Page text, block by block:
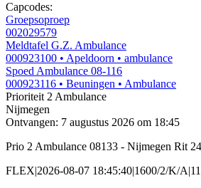
Capcodes:
Groepsoproep
002029579
Meldtafel G.Z. Ambulance
000923100 • Apeldoorn • ambulance
Spoed Ambulance 08-116
000923116 • Beuningen • Ambulance
Prioriteit 2 Ambulance
Nijmegen
Ontvangen: 7 augustus 2026 om 18:45
Prio 2 Ambulance 08133 - Nijmegen Rit
FLEX|2026-08-07 18:45:40|1600/2/K/